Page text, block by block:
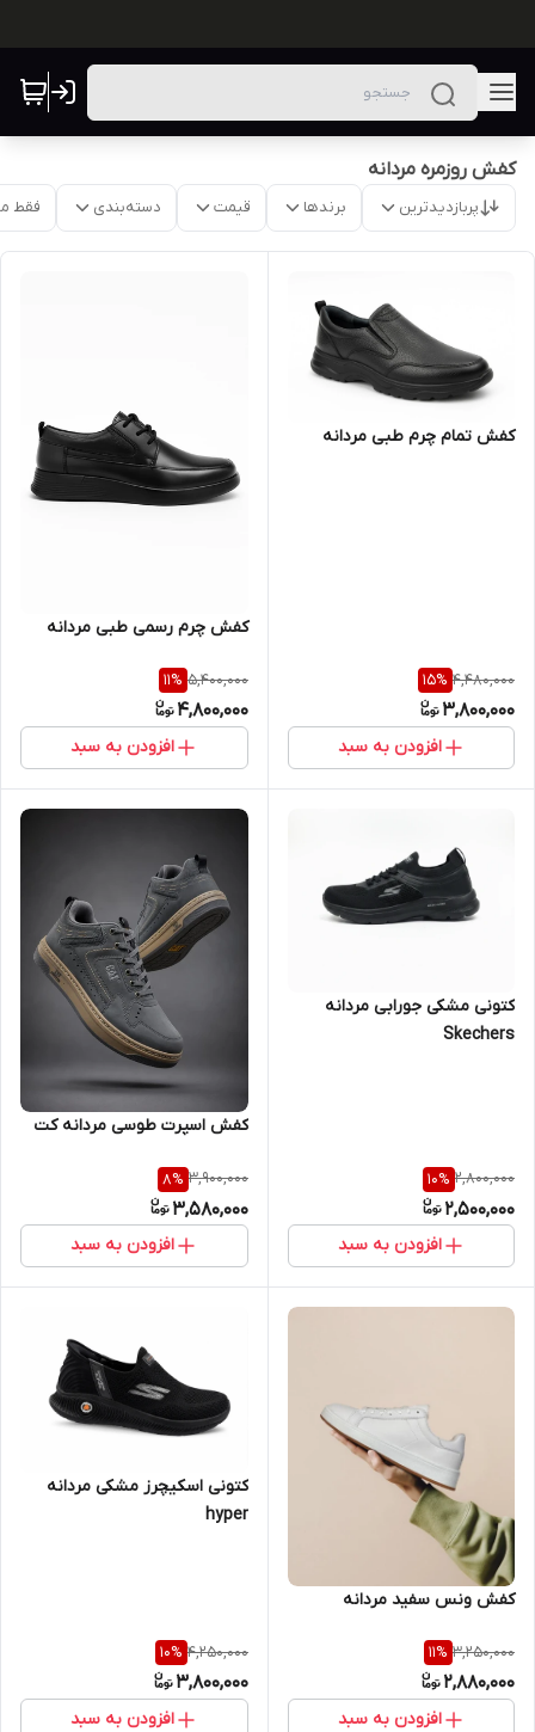
کفش روزمره مردانه
پربازدیدترین برندها قیمت دسته‌بندی فقط
کفش تمام چرم طبی مردانه
4,480,000
15%
3,800,000
افزودن به سبد
کفش چرم رسمی طبی مردانه
5,400,000
11%
4,800,000
افزودن به سبد
کتونی مشکی جورابی مردانه
Skechers
2,800,000
10%
2,500,000
افزودن به سبد
کفش اسپرت طوسی مردانه کت
3,900,000
8%
3,580,000
افزودن به سبد
کفش ونس سفید مردانه
3,250,000
11%
2,880,000
افزودن به سبد
کتونی اسکیچرز مشکی مردانه
hyper
4,250,000
10%
3,800,000
افزودن به سبد